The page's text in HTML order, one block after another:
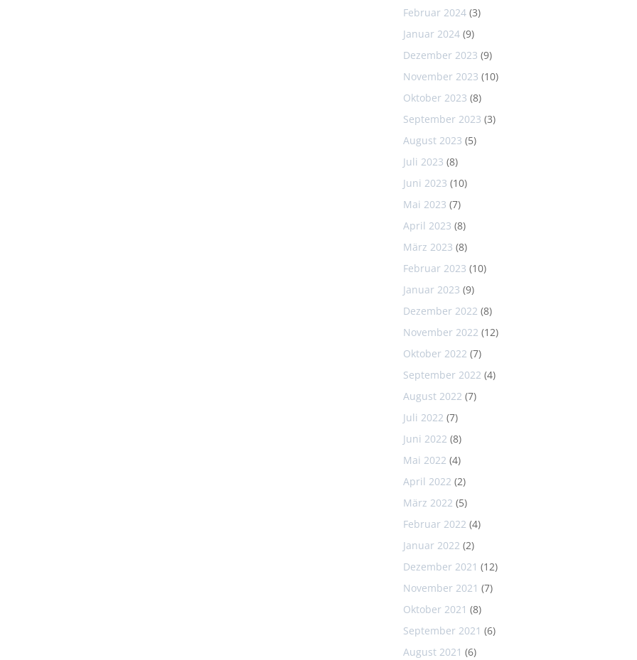
Februar 2024 (3)
Januar 2024 (9)
Dezember 2023 (9)
November 2023 (10)
Oktober 2023 (8)
September 2023 (3)
August 2023 (5)
Juli 2023 (8)
Juni 2023 (10)
Mai 2023 (7)
April 2023 (8)
März 2023 (8)
Februar 2023 (10)
Januar 2023 (9)
Dezember 2022 (8)
November 2022 (12)
Oktober 2022 (7)
September 2022 (4)
August 2022 (7)
Juli 2022 (7)
Juni 2022 (8)
Mai 2022 (4)
April 2022 (2)
März 2022 (5)
Februar 2022 (4)
Januar 2022 (2)
Dezember 2021 (12)
November 2021 (7)
Oktober 2021 (8)
September 2021 (6)
August 2021 (6)